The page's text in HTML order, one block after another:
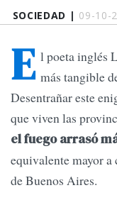
SOCIEDAD | 09-10-
E l poeta inglés
más tangible
Desentrañar este
que viven las
el fuego arrasó
equivalente mayor
de Buenos Aires.